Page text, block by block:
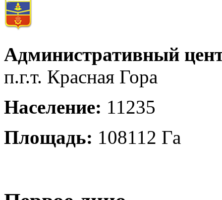
Административный
п.г.т. Красная Гора
Население: 11235
Площадь: 108112 Га